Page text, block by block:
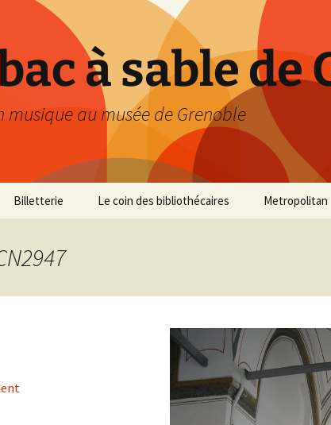
à sable de
musique au musée de Grenoble
Billetterie Le coin des bibliothécaires Metropolitan